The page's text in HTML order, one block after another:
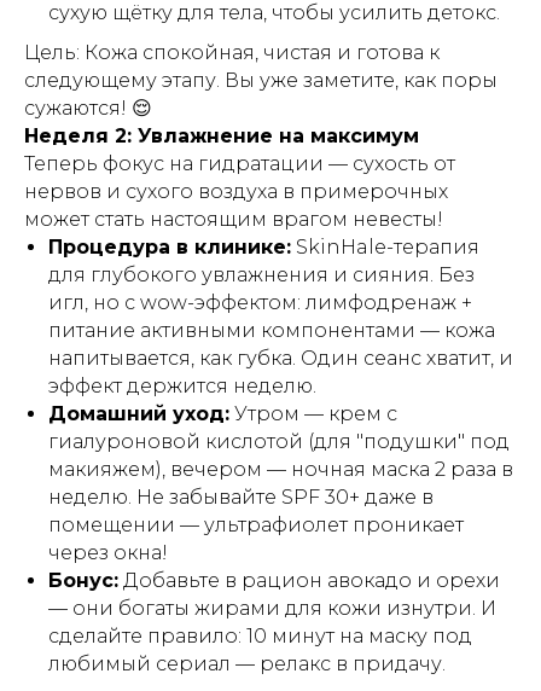
сухую щётку для тела, чтобы усилить детокс.
Цель: Кожа спокойная, чистая и готова к
следующему этапу. Вы уже заметите, как поры
сужаются! 😌
Неделя 2: Увлажнение на максимум
Теперь фокус на гидратации — сухость от
нервов и сухого воздуха в примерочных
может стать настоящим врагом невесты!
Процедура в клинике: SkinHale-терапия
для глубокого увлажнения и сияния. Без
игл, но с wow-эффектом: лимфодренаж +
питание активными компонентами — кожа
напитывается, как губка. Один сеанс хватит, и
эффект держится неделю.
Домашний уход: Утром — крем с
гиалуроновой кислотой (для "подушки" под
макияжем), вечером — ночная маска 2 раза в
неделю. Не забывайте SPF 30+ даже в
помещении — ультрафиолет проникает
через окна!
Бонус: Добавьте в рацион авокадо и орехи
— они богаты жирами для кожи изнутри. И
сделайте правило: 10 минут на маску под
любимый сериал — релакс в придачу.